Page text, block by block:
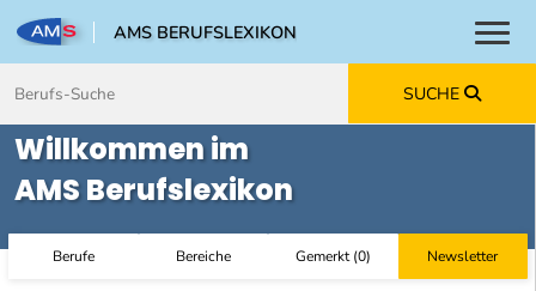
AMS BERUFSLEXIKON
SUCHE
Willkommen im
AMS Berufslexikon
Berufe Bereiche Gemerkt(0) Newsletter